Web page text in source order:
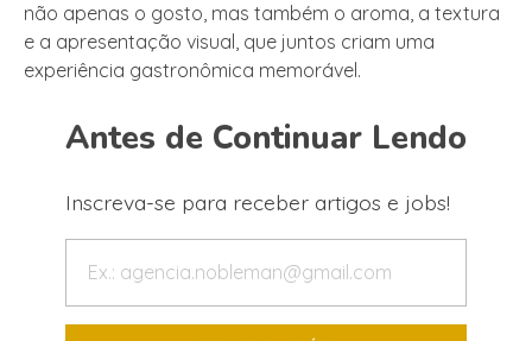
não apenas o gosto, mas também o aroma, a textura
e a apresentação visual, que juntos criam uma
experiência gastronômica memorável.
Antes de Continuar Lendo
Inscreva-se para receber artigos e jobs!